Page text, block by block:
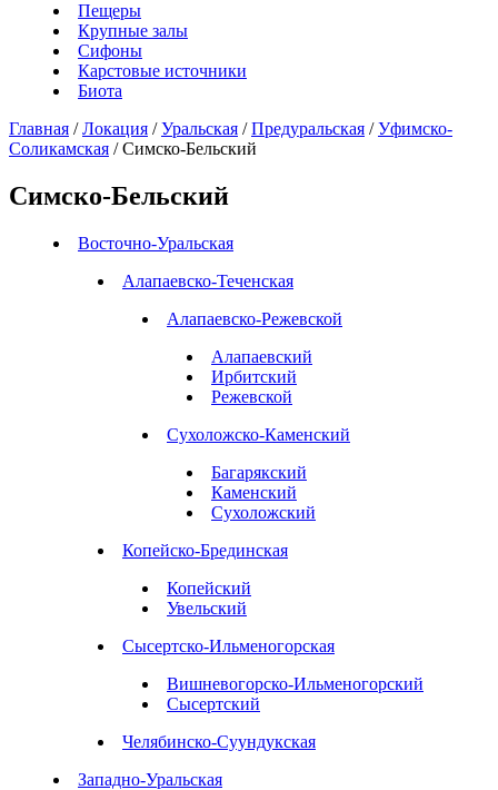
Пещеры
Крупные залы
Сифоны
Карстовые источники
Биота
Главная / Локация / Уральская / Предуральская / Уфимско-
Соликамская / Симско-Бельский
Симско-Бельский
Восточно-Уральская
Алапаевско-Теченская
Алапаевско-Режевской
Алапаевский
Ирбитский
Режевской
Сухоложско-Каменский
Багарякский
Каменский
Сухоложский
Копейско-Брединская
Копейский
Увельский
Сысертско-Ильменогорская
Вишневогорско-Ильменогорский
Сысертский
Челябинско-Суундукская
Западно-Уральская